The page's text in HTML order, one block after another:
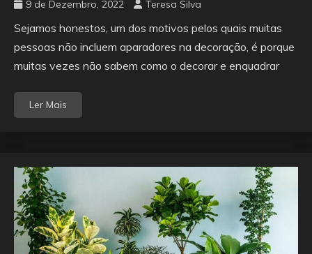
9 de Dezembro, 2022 Teresa Silva
Sejamos honestos, um dos motivos pelos quais muitas
pessoas não incluem aparadores na decoração, é porque
muitas vezes não sabem como o decorar e enquadrar
Ler Mais